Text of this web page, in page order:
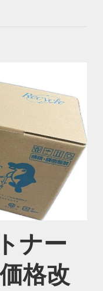
ナー
格改